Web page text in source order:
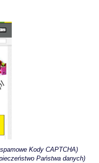
Kody CAPTCHA)
Państwa danych)